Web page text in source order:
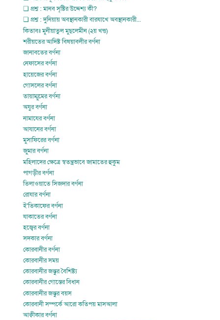
❏ প্রশ্ন : মানব সৃষ্টির উদ্দেশ্য কী?
❏ প্রশ্ন : দুনিয়ায় অবস্থানকারী বারযাখে অবস্থানকারী...
কিতাবঃ মুনীয়াতুল মুছ্লেমীন (২য় খন্ড)
শরীয়তের আদিষ্ট বিষয়াবলীর বর্ণনা
জানাবতের বর্ণনা
নেফাসের বর্ণনা
হায়েজের বর্ণনা
গোসলের বর্ণনা
তায়াম্মুমের বর্ণনা
অযুর বর্ণনা
নামাযের বর্ণনা
আযানের বর্ণনা
মুসাফিরের বর্ণনা
জুমার বর্ণনা
মহিলাদের ক্ষেত্রে স্বতন্ত্রভাবে জামাতের হুকুম
পাগড়ীর বর্ণনা
তিলাওয়াতে সিজদার বর্ণনা
রোযার বর্ণনা
ই’তিকাফের বর্ণনা
যাকাতের বর্ণনা
হজ্বের বর্ণনা
সদকার বর্ণনা
কোরবানীর বর্ণনা
কোরবানীর সময়
কোরবানীর জন্তুর বৈশিষ্ট্য
কোরবানীর গোস্তের বিধান
কোরবানীর জন্তুর বয়স
কোরবানী সম্পর্কে আরো কতিপয় মাসআলা
আক্বীকার বর্ণনা